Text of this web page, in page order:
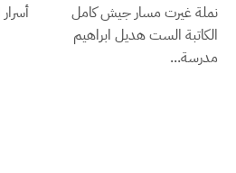
نملة غيرت مسار جيش كامل
الكاتبة الست هديل ابراهيم
مدرسة...